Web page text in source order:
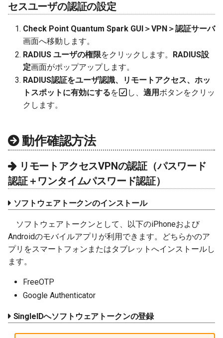
セスユーザの認証の設定
Check Point Quantum Spark GUI＞VPN＞認証サーバ
画面へ移動します。
RADIUS ユーザの権限をクリックします。 RADIUS設
定画面がポップアップします。
RADIUS認証をユーザ認識、リモートアクセス、ホッ
トスポットに有効にするを し、 適用ボタンをクリッ
クします。
動作確認方法
リモートアクセスVPNの認証（パスワード
認証＋ワンタイムパスワード認証）
ソフトウェアトークンのインストール
ソフトウェアトークンとして、以下のiPhoneおよび
Androidのモバイルアプリが利用できます。どちらかのア
プリをスマートフォンまたはタブレットへインストールし
ます。
FreeOTP
Google Authenticator
SingleIDへソフトウェアトークンの登録